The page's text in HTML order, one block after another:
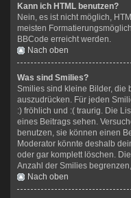
Kann ich HTML benutzen?
Nein, es ist nicht möglich,
meisten
BBCode erreicht werden.
Nach oben
Was sind Smilies?
Smilies sind kleine Bilder, die
auszudrücken. Für jeden
:) fröhlich und :( traurig. Die
eines Beitrags sehen.
benutzen, sie können einen
Moderator könnte deshalb
oder gar komplett löschen.
Anzahl der Smilies
Nach oben